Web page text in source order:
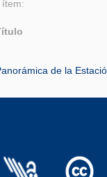
ítem:
de la